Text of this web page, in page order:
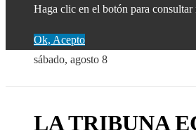
Haga clic en el botón para
Ok, Acepto
sábado, agosto 8
LA TRIBUNA